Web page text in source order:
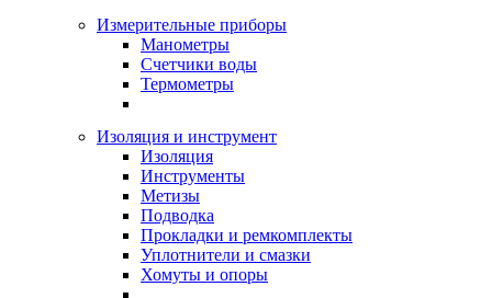
Измерительные приборы
Манометры
Счетчики воды
Термометры
Изоляция и инструмент
Изоляция
Инструменты
Метизы
Подводка
Прокладки и ремкомплекты
Уплотнители и смазки
Хомуты и опоры